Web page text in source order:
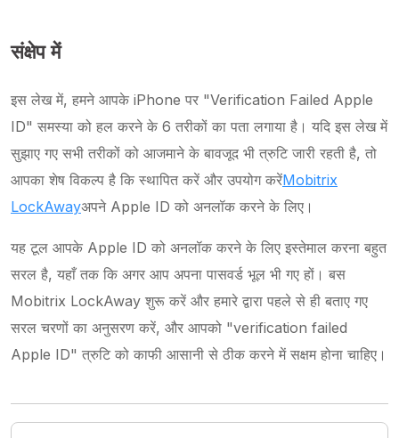
संक्षेप में
इस लेख में, हमने आपके iPhone पर "Verification Failed Apple
ID" समस्या को हल करने के 6 तरीकों का पता लगाया है। यदि इस लेख में
सुझाए गए सभी तरीकों को आजमाने के बावजूद भी त्रुटि जारी रहती है, तो
आपका शेष विकल्प है कि स्थापित करें और उपयोग करेंMobitrix
LockAwayअपने Apple ID को अनलॉक करने के लिए।
यह टूल आपके Apple ID को अनलॉक करने के लिए इस्तेमाल करना बहुत
सरल है, यहाँ तक कि अगर आप अपना पासवर्ड भूल भी गए हों। बस
Mobitrix LockAway शुरू करें और हमारे द्वारा पहले से ही बताए गए
सरल चरणों का अनुसरण करें, और आपको "verification failed
Apple ID" त्रुटि को काफी आसानी से ठीक करने में सक्षम होना चाहिए।